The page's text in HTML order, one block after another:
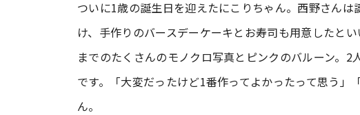
ついに1歳の誕生日を迎えたにこりちゃん。西野さん
け、手作りのバースデーケーキとお寿司も用意したと
までのたくさんのモノクロ写真とピンクのバルーン。
です。「大変だったけど1番作ってよかったって思う」
ん。